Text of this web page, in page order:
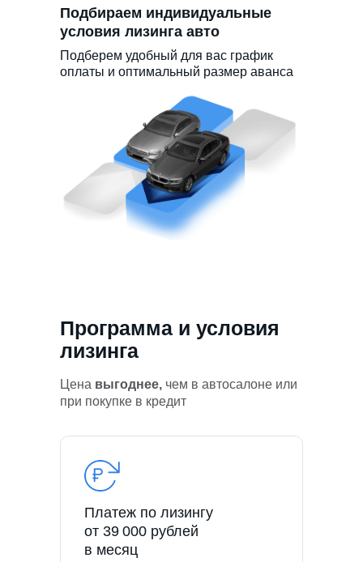
Подбираем индивидуальные
условия лизинга авто
Подберем удобный для вас график
оплаты и оптимальный размер аванса
Программа и условия
лизинга
Цена выгоднее, чем в автосалоне или
при покупке в кредит
Платеж по лизингу
от 39 000 рублей
в месяц